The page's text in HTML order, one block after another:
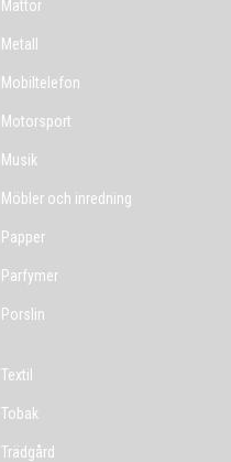
Mattor
Metall
Mobiltelefon
Motorsport
Musik
Möbler och inredning
Papper
Parfymer
Porslin
Textil
Tobak
Trädgård